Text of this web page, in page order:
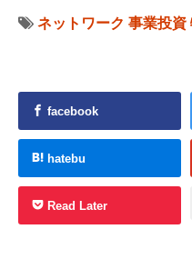
ネットワーク 事業投資
facebook
hatebu
Read Later